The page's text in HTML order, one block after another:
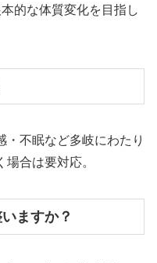
的な体質変化を目指し
不眠など多岐にわたり
合は要対応。
ますか？